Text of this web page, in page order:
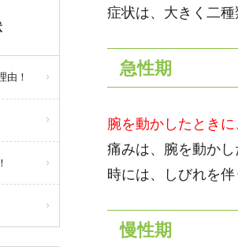
症状は、大きく二種
急性期
腕を動かしたときに
痛みは、腕を動かし
時には、しびれを
慢性期
由！